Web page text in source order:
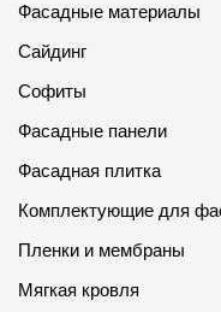
Фасадные материалы
Сайдинг
Софиты
Фасадные панели
Фасадная плитка
Комплектующие для
Пленки и мембраны
Мягкая кровля